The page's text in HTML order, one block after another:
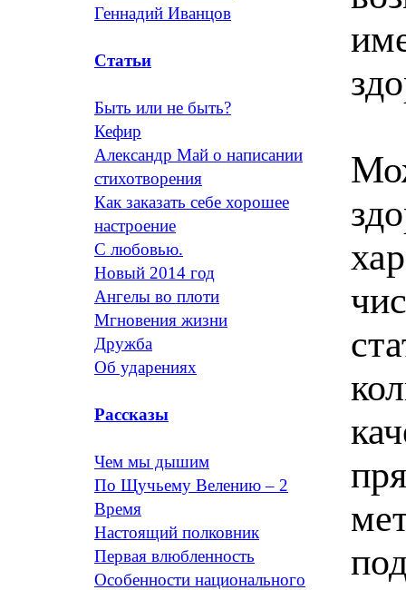
Геннадий Иванцов
Статьи
Быть или не быть?
Кефир
Александр Май о написании
стихотворения
Как заказать себе хорошее
настроение
С любовью.
Новый 2014 год
Ангелы во плоти
Мгновения жизни
Дружба
Об ударениях
Рассказы
Чем мы дышим
По Щучьему Велению – 2
Время
Настоящий полковник
Первая влюбленность
Особенности национального